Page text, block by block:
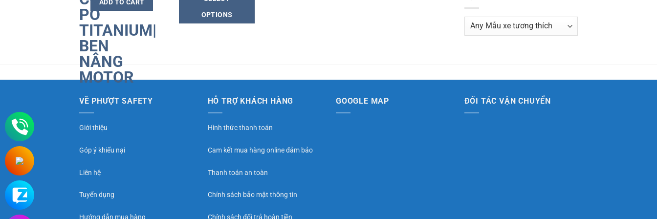
ADD TO CART
OPTIONS
VỀ PHƯỢT SAFETY
Giới thiệu
Góp ý khiếu nại
Liên hệ
Tuyển dụng
Hướng dẫn mua hàng
HỖ TRỢ KHÁCH HÀNG
Hình thức thanh toán
Cam kết mua hàng online đảm bảo
Thanh toán an toàn
Chính sách bảo mật thông tin
Chính sách đổi trả hoàn tiền
GOOGLE MAP ĐỐI TÁC VẬN CHUYỂN